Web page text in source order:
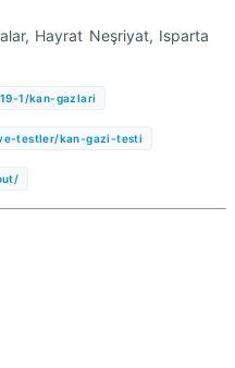
Hayrat Neşriyat, Isparta
1/kan-gazlari
testler/kan-gazi-testi